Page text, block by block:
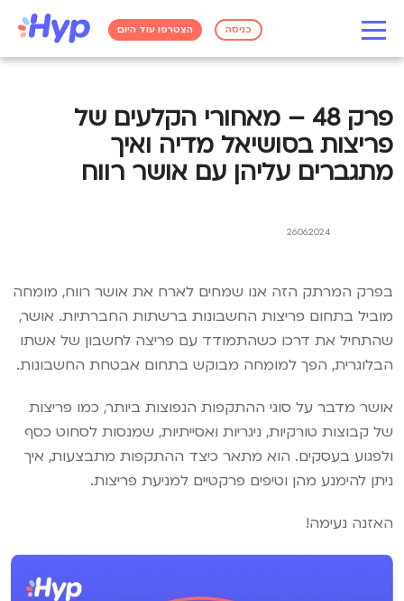
כניסה הצטרפו עוד היום
פרק 48 – מאחורי הקלעים של
פריצות בסושיאל מדיה ואיך
מתגברים עליהן עם אושר רווח
26.06.2024
בפרק המרתק הזה אנו שמחים לארח את אושר רווח, מומחה
מוביל בתחום פריצות החשבונות ברשתות החברתיות. אושר,
שהתחיל את דרכו כשהתמודד עם פריצה לחשבון של אשתו
הבלוגרית, הפך למומחה מבוקש בתחום אבטחת החשבונות.
אושר מדבר על סוגי ההתקפות הנפוצות ביותר, כמו פריצות
של קבוצות טורקיות, ניגריות ואסייתיות, שמנסות לסחוט כסף
ולפגוע בעסקים. הוא מתאר כיצד ההתקפות מתבצעות, איך
ניתן להימנע מהן וטיפים פרקטיים למניעת פריצות.
האזנה נעימה!